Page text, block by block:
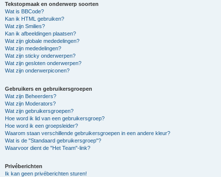
Tekstopmaak en onderwerp soorten
Wat is BBCode?
Kan ik HTML gebruiken?
Wat zijn Smilies?
Kan ik afbeeldingen plaatsen?
Wat zijn globale mededelingen?
Wat zijn mededelingen?
Wat zijn sticky onderwerpen?
Wat zijn gesloten onderwerpen?
Wat zijn onderwerpiconen?
Gebruikers en gebruikersgroepen
Wat zijn Beheerders?
Wat zijn Moderators?
Wat zijn gebruikersgroepen?
Hoe word ik lid van een gebruikersgroep?
Hoe word ik een groepsleider?
Waarom staan verschillende gebruikersgroepen in een andere kleur?
Wat is de "Standaard gebruikersgroep"?
Waarvoor dient de "Het Team"-link?
Privéberichten
Ik kan geen privéberichten sturen!